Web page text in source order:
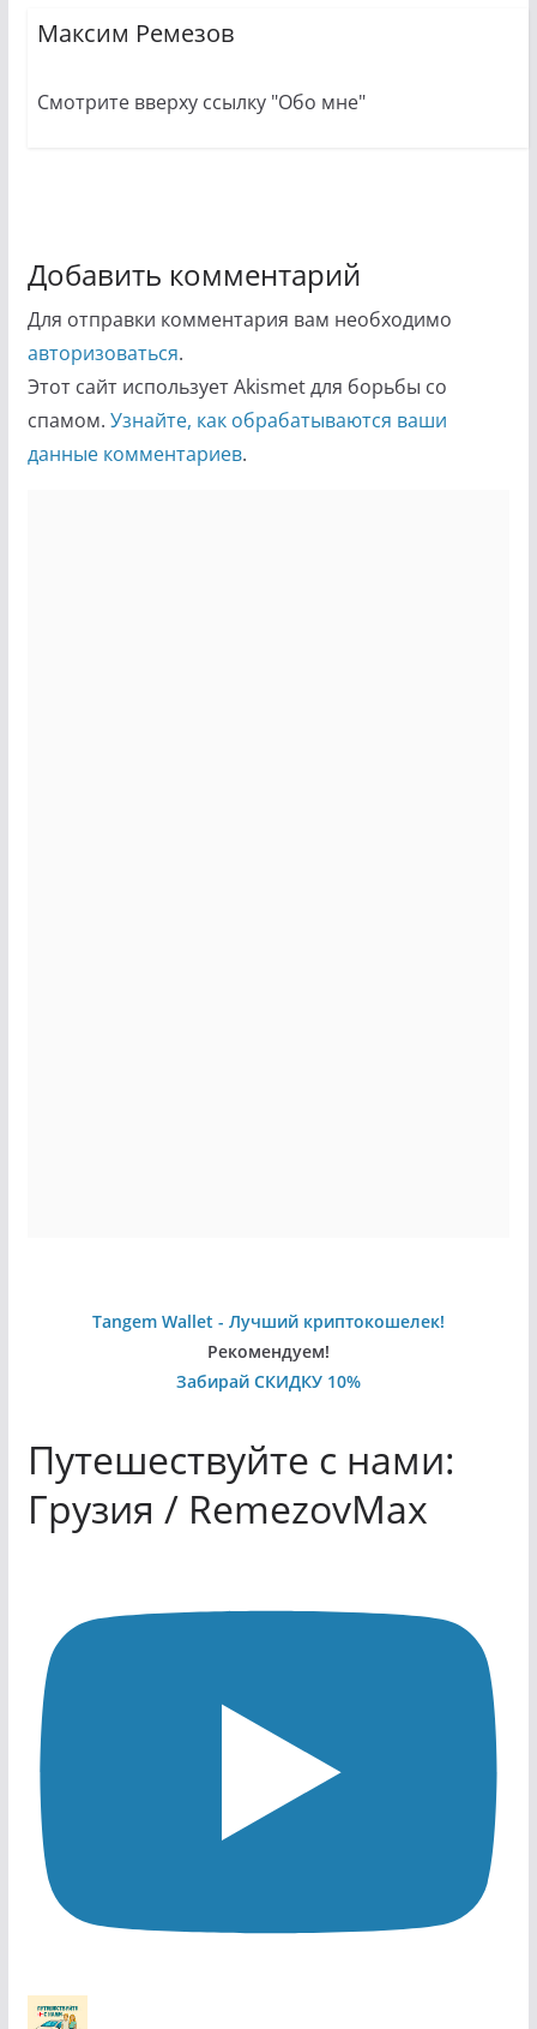
Максим Ремезов
Смотрите вверху ссылку "Обо мне"
Добавить комментарий
Для отправки комментария вам необходимо
авторизоваться.
Этот сайт использует Akismet для борьбы со
спамом. Узнайте, как обрабатываются ваши
данные комментариев.
Tangem Wallet - Лучший криптокошелек!
Рекомендуем!
Забирай СКИДКУ 10%
Путешествуйте с нами:
Грузия / RemezovMax